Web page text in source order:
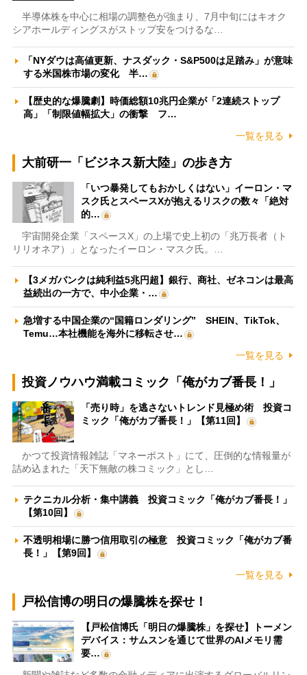
半導体株を中心に相場の調整色が強まり、7月中旬にはキオク
シアホールディングスがストップ安をつけるな…
「NYダウは高値更新、ナスダック・S&P500は足踏み」が意味
する米国株市場の変化 半…
【歴史的な爆騰劇】時価総額10兆円企業が「2連続ストップ
高」「制限値幅拡大」の衝撃 フ…
一覧を見る
大前研一「ビジネス新大陸」の歩き方
「いつ暴発してもおかしくはない」イーロン・マ
スク氏とスペースXが抱えるリスクの数々「絶対
的…
宇宙開発企業「スペースX」の上場で史上初の「兆万長者（ト
リリオネア）」となったイーロン・マスク氏。…
【3メガバンクは純利益5兆円超】銀行、商社、ゼネコンは最高
益続出の一方で、中小企業・…
急増する中国企業の“国籍ロンダリング” SHEIN、TikTok、
Temu…本社機能を海外に移転させ…
一覧を見る
投資ノウハウ満載コミック「俺がカブ番長！」
「売り時」を逃さないトレンド見極め術 投資コ
ミック「俺がカブ番長！」【第11回】
かつて投資情報雑誌「マネーポスト」にて、圧倒的な情報量が
詰め込まれた「天下無敵の株コミック」とし…
テクニカル分析・集中講義 投資コミック「俺がカブ番長！」
【第10回】
不透明相場に勝つ信用取引の極意 投資コミック「俺がカブ番
長！」【第9回】
一覧を見る
戸松信博の明日の爆騰株を探せ！
【戸松信博氏「明日の爆騰株」を探せ】トーメン
デバイス：サムスンを通じて世界のAIメモリ需
要…